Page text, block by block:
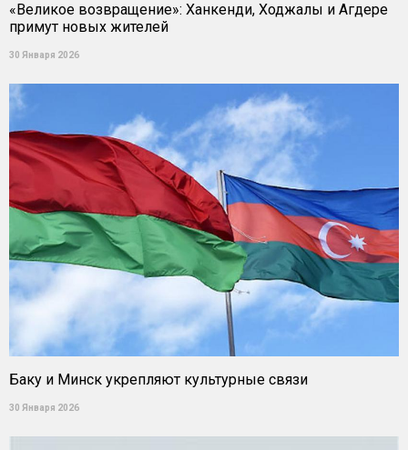
«Великое возвращение»: Ханкенди, Ходжалы и Агдере
примут новых жителей
30 Января 2026
Баку и Минск укрепляют культурные связи
30 Января 2026